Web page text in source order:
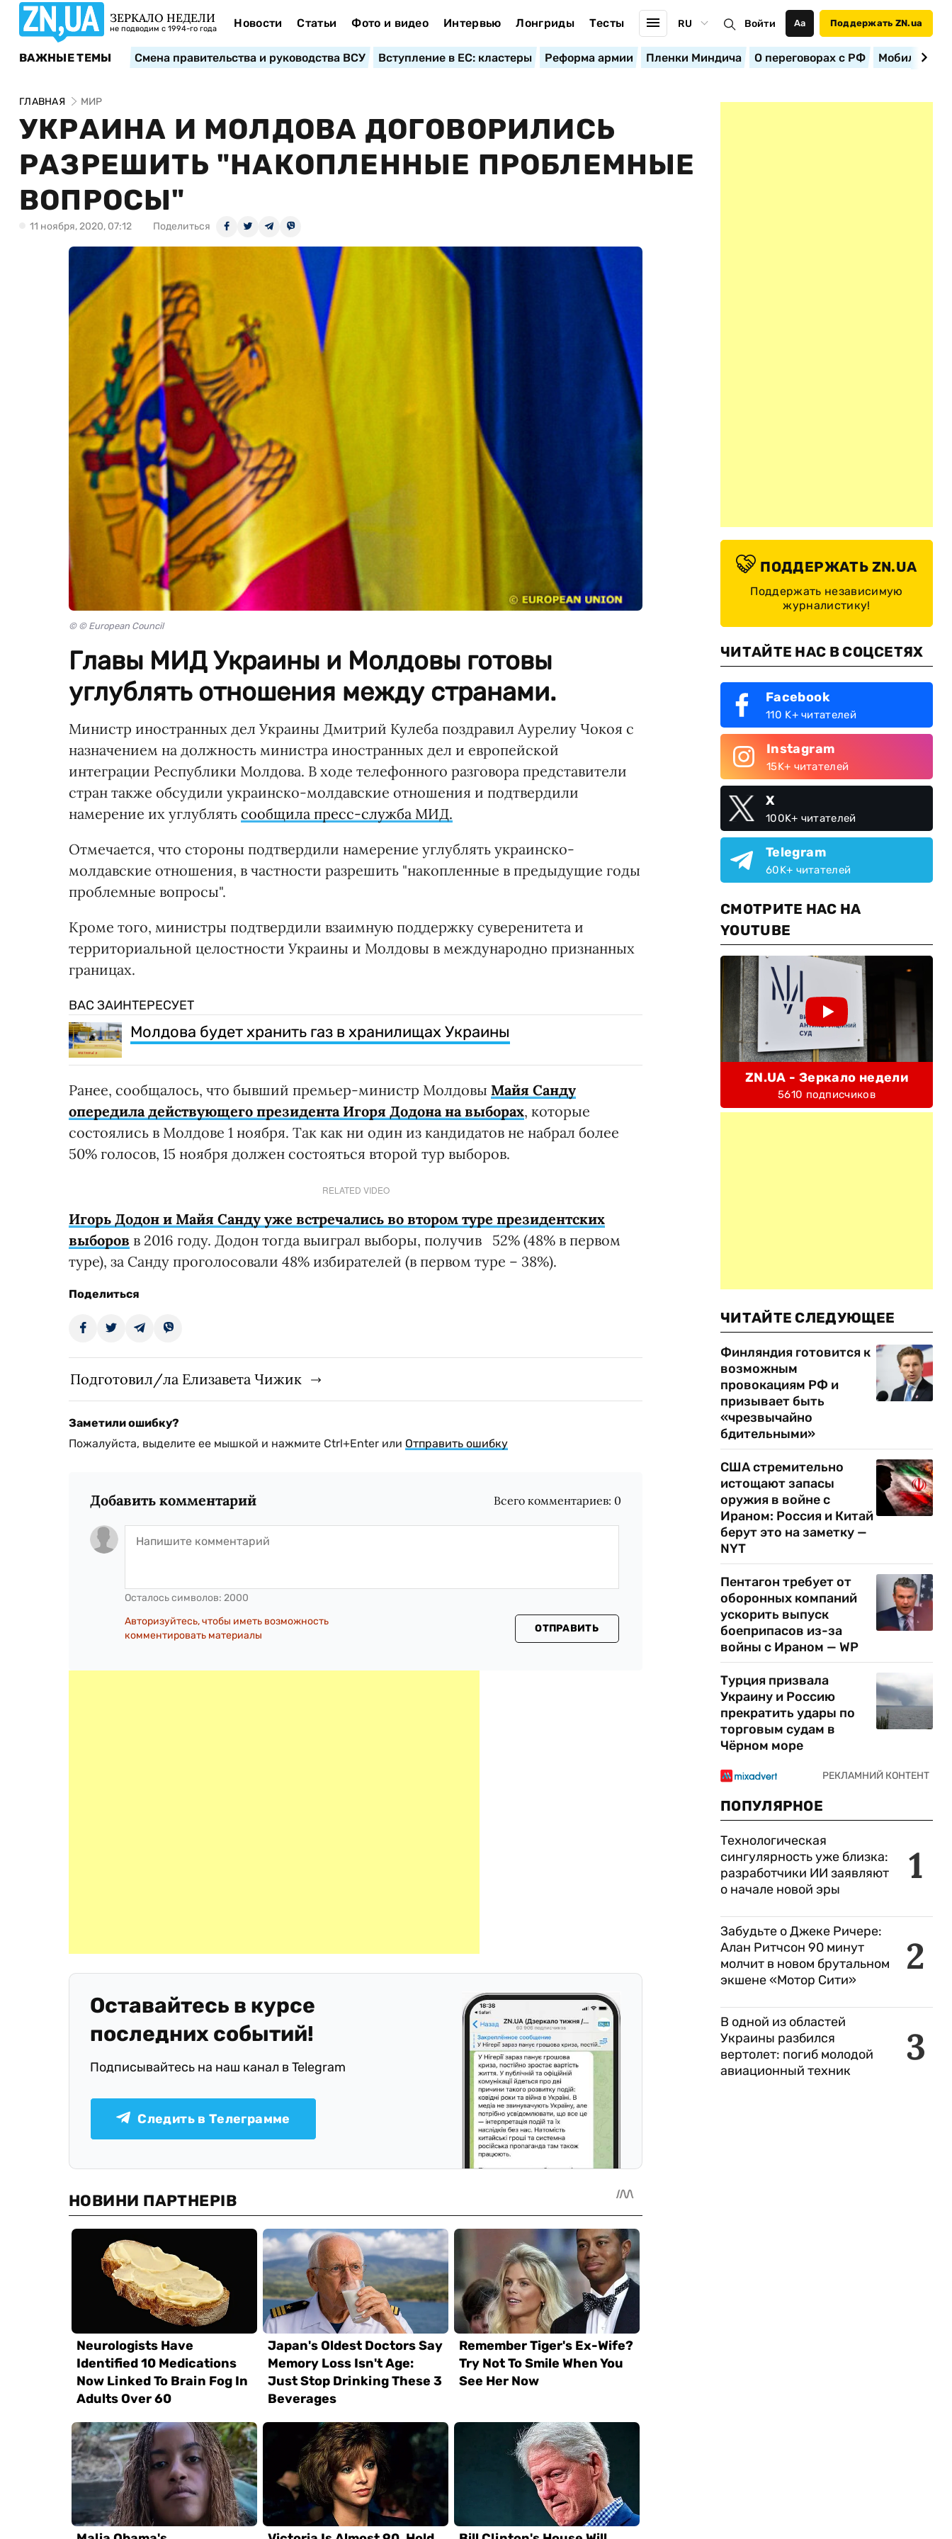
ЗЕРКАЛО НЕДЕЛИ
не подводим с 1994-го года Новости Статьи Фото и видео Интервью Лонгриды Тесты RU Войти Аа Поддержать ZN.ua
ВАЖНЫЕ ТЕМЫ Смена правительства и руководства ВСУ Вступление в ЕС: кластеры Реформа армии Пленки Миндича О переговорах с РФ
ГЛАВНАЯ МИР
УКРАИНА И МОЛДОВА ДОГОВОРИЛИСЬ
РАЗРЕШИТЬ "НАКОПЛЕННЫЕ ПРОБЛЕМНЫЕ
ВОПРОСЫ"
11 ноября, 2020, 07:12 Поделиться
© © European Council
Главы МИД Украины и Молдовы готовы
углублять отношения между странами.
Министр иностранных дел Украины Дмитрий Кулеба поздравил Аурелиу Чокоя с
назначением на должность министра иностранных дел и европейской
интеграции Республики Молдова. В ходе телефонного разговора представители
стран также обсудили украинско-молдавские отношения и подтвердили
намерение их углублять сообщила пресс-служба МИД.
Отмечается, что стороны подтвердили намерение углублять украинско-
молдавские отношения, в частности разрешить "накопленные в предыдущие годы
проблемные вопросы".
Кроме того, министры подтвердили взаимную поддержку суверенитета и
территориальной целостности Украины и Молдовы в международно признанных
границах.
ВАС ЗАИНТЕРЕСУЕТ
Молдова будет хранить газ в хранилищах Украины
Ранее, сообщалось, что бывший премьер-министр Молдовы Майя Санду
опередила действующего президента Игоря Додона на выборах, которые
состоялись в Молдове 1 ноября. Так как ни один из кандидатов не набрал более
50% голосов, 15 ноября должен состояться второй тур выборов.
RELATED VIDEO
Игорь Додон и Майя Санду уже встречались во втором туре президентских
выборов в 2016 году. Додон тогда выиграл выборы, получив 52% (48% в первом
туре), за Санду проголосовали 48% избирателей (в первом туре – 38%).
Поделиться
Подготовил/ла Елизавета Чижик
Заметили ошибку?
Пожалуйста, выделите ее мышкой и нажмите Ctrl+Enter или Отправить ошибку
Добавить комментарий Всего комментариев: 0
Осталось символов: 2000
Авторизуйтесь, чтобы иметь возможность
комментировать материалы
ОТПРАВИТЬ
Оставайтесь в курсе
последних событий!
Подписывайтесь на наш канал в Telegram
Следить в Телеграмме
ПОДДЕРЖАТЬ ZN.UA
Поддержать независимую
журналистику!
ЧИТАЙТЕ НАС В СОЦСЕТЯХ
Facebook
110 K+ читателей
Instagram
15K+ читателей
X
100K+ читателей
Telegram
60K+ читателей
СМОТРИТЕ НАС НА
YOUTUBE
ZN.UA - Зеркало недели
5610 подписчиков
ЧИТАЙТЕ СЛЕДУЮЩЕЕ
Финляндия готовится к
возможным
провокациям РФ и
призывает быть
«чрезвычайно
бдительными»
США стремительно
истощают запасы
оружия в войне с
Ираном: Россия и Китай
берут это на заметку —
NYT
Пентагон требует от
оборонных компаний
ускорить выпуск
боеприпасов из-за
войны с Ираном — WP
Турция призвала
Украину и Россию
прекратить удары по
торговым судам в
Чёрном море
ПОПУЛЯРНОЕ
1
Технологическая
сингулярность уже близка:
разработчики ИИ заявляют
о начале новой эры
2
Забудьте о Джеке Ричере:
Алан Ритчсон 90 минут
молчит в новом брутальном
экшене «Мотор Сити»
3
В одной из областей
Украины разбился
вертолет: погиб молодой
авиационный техник